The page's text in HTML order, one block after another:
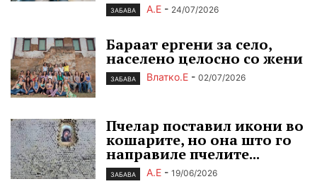
ЗАБАВА А.Е - 24/07/2026
Бараат ергени зa село,
населено целосно со жени
ЗАБАВА Влатко.Е - 02/07/2026
Пчелар поставил икони во
кошарите, но она што го
направиле пчелите...
ЗАБАВА А.Е - 19/06/2026